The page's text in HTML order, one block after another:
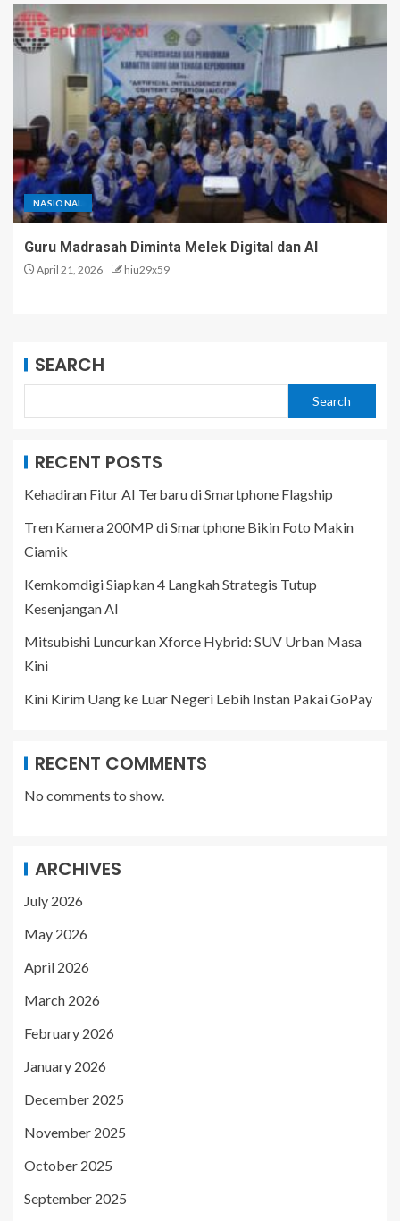
NASIONAL
Guru Madrasah Diminta Melek Digital dan AI
April 21, 2026 hiu29x59
SEARCH
Search
RECENT POSTS
Kehadiran Fitur AI Terbaru di Smartphone Flagship
Tren Kamera 200MP di Smartphone Bikin Foto Makin
Ciamik
Kemkomdigi Siapkan 4 Langkah Strategis Tutup
Kesenjangan AI
Mitsubishi Luncurkan Xforce Hybrid: SUV Urban Masa
Kini
Kini Kirim Uang ke Luar Negeri Lebih Instan Pakai GoPay
RECENT COMMENTS
No comments to show.
ARCHIVES
July 2026
May 2026
April 2026
March 2026
February 2026
January 2026
December 2025
November 2025
October 2025
September 2025